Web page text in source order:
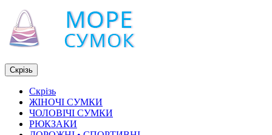
Скрізь
Скрізь
ЖІНОЧІ СУМКИ
ЧОЛОВІЧІ СУМКИ
РЮКЗАКИ